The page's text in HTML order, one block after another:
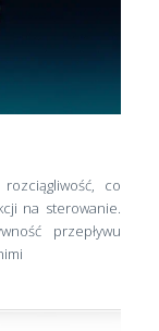
co
na sterowanie.
przepływu